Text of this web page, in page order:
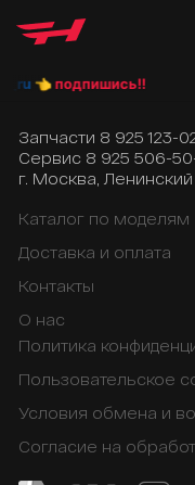
👈 подпишись!!
Запчасти 8 925 123-
Сервис 8 925 506-
г. Москва, Ленинский
Каталог по моделям
Доставка и оплата
Контакты
О нас
Политика
Пользовательское
Условия обмена и
Согласие на